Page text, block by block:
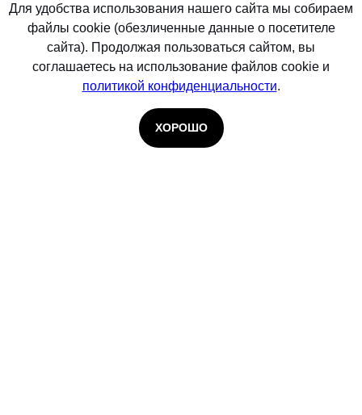
Для удобства использования нашего сайта мы собираем
файлы cookie (обезличенные данные о посетителе
сайта). Продолжая пользоваться сайтом, вы
соглашаетесь на использование файлов cookie и
политикой конфиденциальности.
ХОРОШО